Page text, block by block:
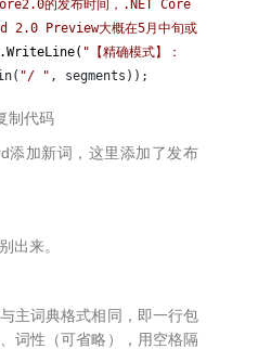
的发布时间，.NET Core
2.0 Preview大概在5月中旬或
" 【精确模式】：
"/ " , segments));
添加新词，这里添加了发布
出来。
主词典格式相同，即一行包
词性（可省略），用空格隔